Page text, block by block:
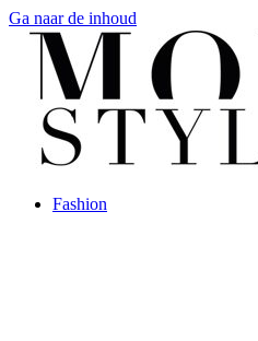
Ga naar de inhoud
Fashion